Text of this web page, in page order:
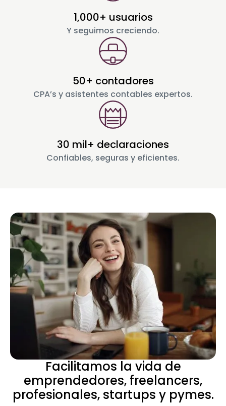
1,000+ usuarios
Y seguimos creciendo.
50+ contadores
CPA’s y asistentes contables expertos.
30 mil+ declaraciones
Confiables, seguras y eficientes.
Facilitamos la vida de
emprendedores, freelancers,
profesionales, startups y pymes.